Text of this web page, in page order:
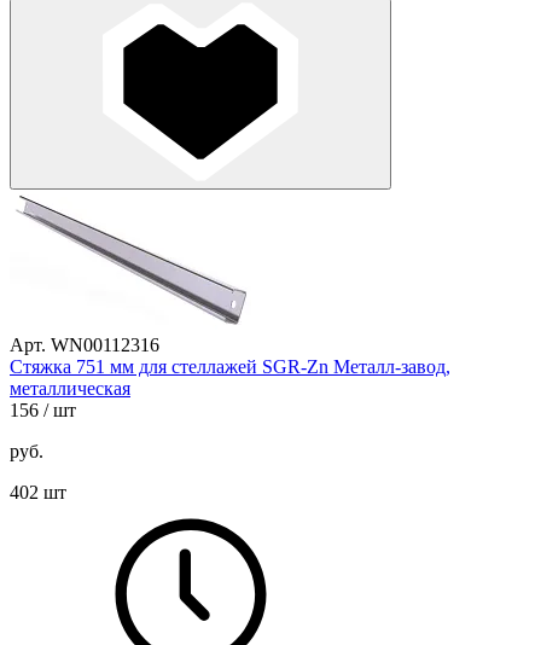
Арт. WN00112316
Стяжка 751 мм для стеллажей SGR-Zn Металл-завод,
металлическая
156 / шт
руб.
402 шт